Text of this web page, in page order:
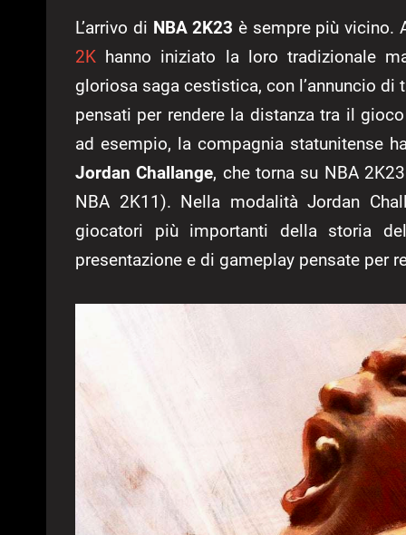
L’arrivo di NBA 2K23 è sempre più vicino.
2K hanno iniziato la loro tradizionale
gloriosa saga cestistica, con l’annuncio
pensati per rendere la distanza tra il
ad esempio, la compagnia statunitense
Jordan Challange, che torna su NBA
NBA 2K11). Nella modalità Jordan
giocatori più importanti della storia
presentazione e di gameplay pensate per